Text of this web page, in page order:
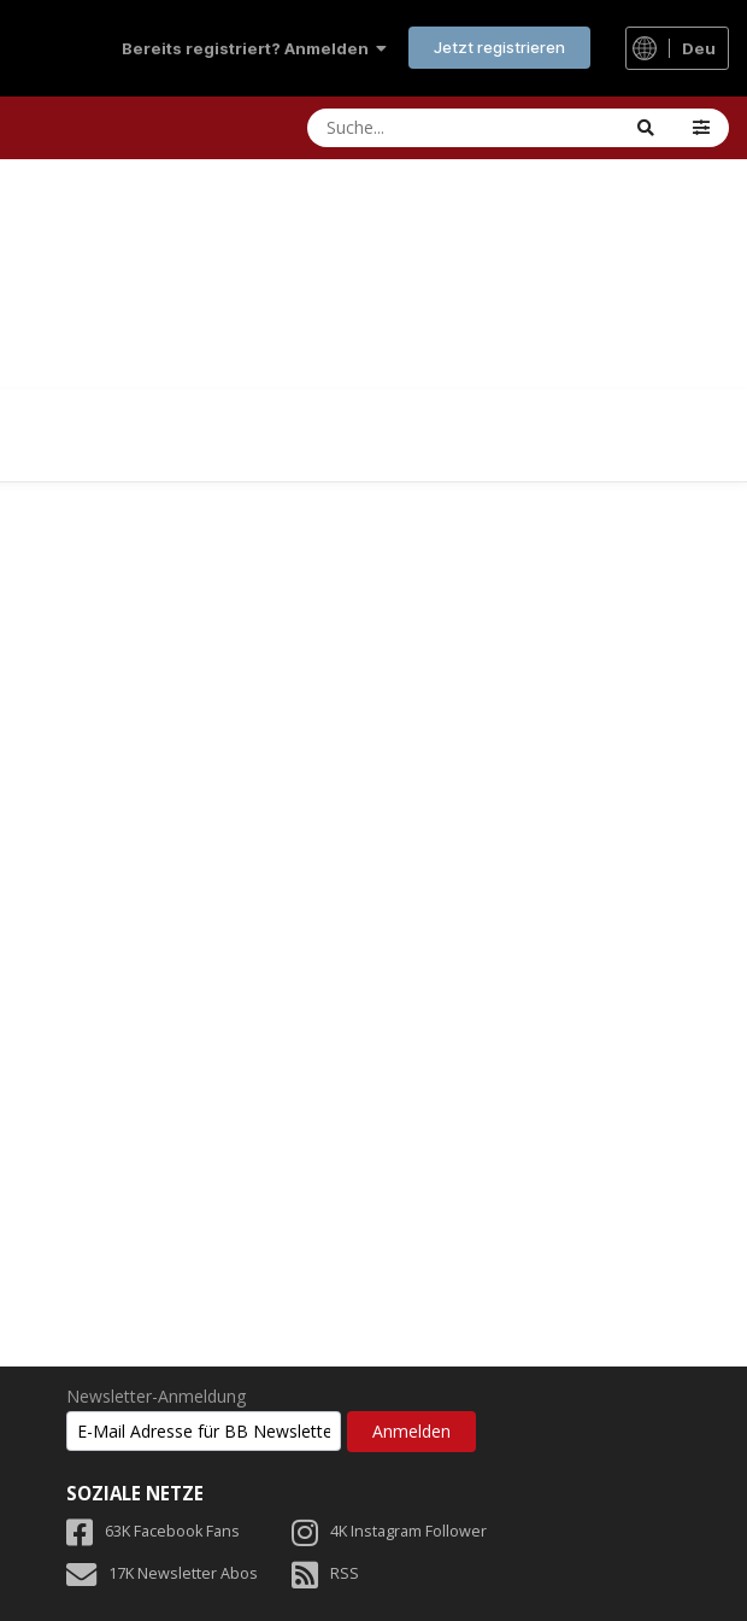
Bereits registriert? Anmelden Jetzt registrieren Deu
Newsletter-Anmeldung
SOZIALE NETZE
63K Facebook Fans 4K Instagram Follower
17K Newsletter Abos RSS